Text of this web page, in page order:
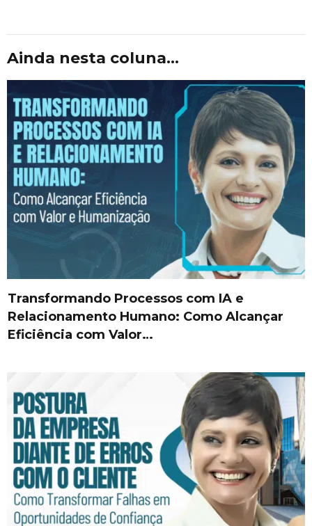
Ainda nesta coluna...
Transformando Processos com IA e
Relacionamento Humano: Como Alcançar
Eficiência com Valor…